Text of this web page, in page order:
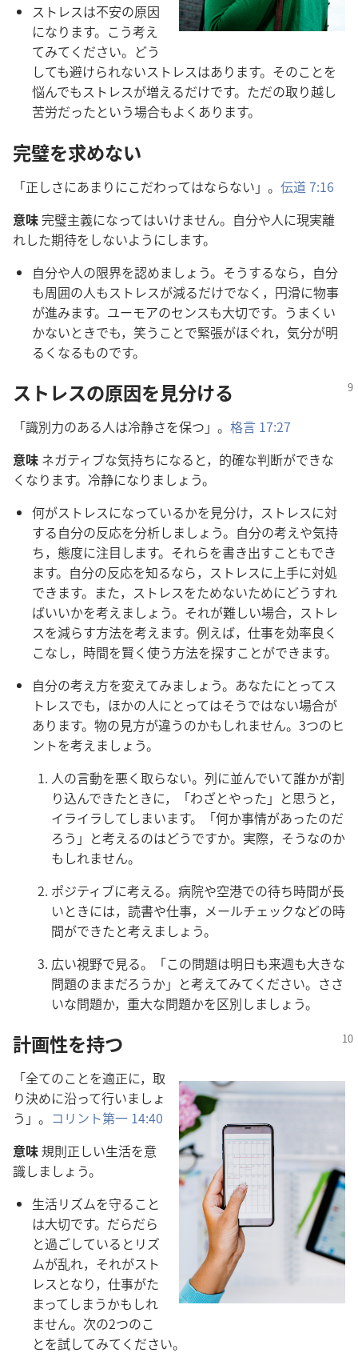
ストレスは不安の原因
になります。こう考え
てみてください。どう
しても避けられないストレスはあります。そのことを
悩んでもストレスが増えるだけです。ただの取り越し
苦労だったという場合もよくあります。
完璧を求めない
「正しさにあまりにこだわってはならない」。 伝道 7:16
意味 完璧主義になってはいけません。自分や人に現実離
れした期待をしないようにします。
自分や人の限界を認めましょう。そうするなら，自分
も周囲の人もストレスが減るだけでなく，円滑に物事
が進みます。ユーモアのセンスも大切です。うまくい
かないときでも，笑うことで緊張がほぐれ，気分が明
るくなるものです。
ストレスの原因を見分ける
「識別力のある人は冷静さを保つ」。 格言 17:27
意味 ネガティブな気持ちになると，的確な判断ができな
くなります。冷静になりましょう。
何がストレスになっているかを見分け，ストレスに対
する自分の反応を分析しましょう。自分の考えや気持
ち，態度に注目します。それらを書き出すこともでき
ます。自分の反応を知るなら，ストレスに上手に対処
できます。また，ストレスをためないためにどうすれ
ばいいかを考えましょう。それが難しい場合，ストレ
スを減らす方法を考えます。例えば，仕事を効率良く
こなし，時間を賢く使う方法を探すことができます。
自分の考え方を変えてみましょう。あなたにとってス
トレスでも，ほかの人にとってはそうではない場合が
あります。物の見方が違うのかもしれません。3つのヒ
ントを考えましょう。
人の言動を悪く取らない。列に並んでいて誰かが割
り込んできたときに，「わざとやった」と思うと，
イライラしてしまいます。「何か事情があったのだ
ろう」と考えるのはどうですか。実際，そうなのか
もしれません。
ポジティブに考える。病院や空港での待ち時間が長
いときには，読書や仕事，メールチェックなどの時
間ができたと考えましょう。
広い視野で見る。「この問題は明日も来週も大きな
問題のままだろうか」と考えてみてください。ささ
いな問題か，重大な問題かを区別しましょう。
計画性を持つ
「全てのことを適正に，取
り決めに沿って行いましょ
う」。 コリント第一 14:40
意味規則正しい生活を意
識しましょう。
生活リズムを守ること
は大切です。だらだら
と過ごしているとリズ
ムが乱れ，それがスト
レスとなり，仕事がた
まってしまうかもしれ
ません。次の2つのこ
とを試してみてください。